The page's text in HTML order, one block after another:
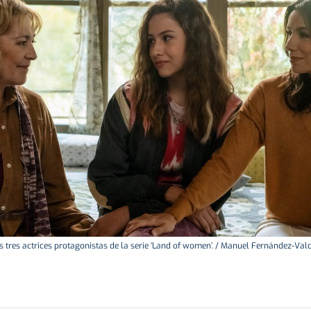
tres actrices protagonistas de la serie ‘Land of women’. / Manuel Fernández-